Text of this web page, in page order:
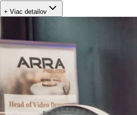
+ Viac detailov